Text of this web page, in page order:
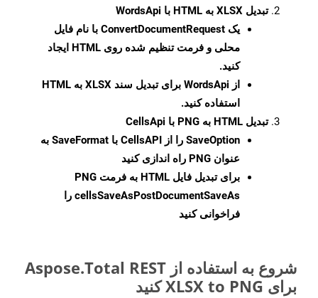
تبدیل XLSX به HTML با WordsApi
یک ConvertDocumentRequest با نام فایل
محلی و فرمت تنظیم شده روی HTML ایجاد
کنید.
از WordsApi برای تبدیل سند XLSX به HTML
استفاده کنید.
تبدیل HTML به PNG با CellsApi
SaveOption
را از CellsAPI با SaveFormat به
عنوان PNG راه اندازی کنید
برای تبدیل فایل HTML به فرمت
PNG
cellsSaveAsPostDocumentSaveAs را
فراخوانی کنید
شروع به استفاده از Aspose.Total REST
برای XLSX to PNG کنید